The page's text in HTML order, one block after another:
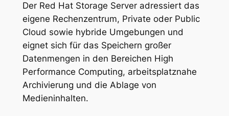
Der Red Hat Storage Server adressiert das
eigene Rechenzentrum, Private oder Public
Cloud sowie hybride Umgebungen und
eignet sich für das Speichern großer
Datenmengen in den Bereichen High
Performance Computing, arbeitsplatznahe
Archivierung und die Ablage von
Medieninhalten.